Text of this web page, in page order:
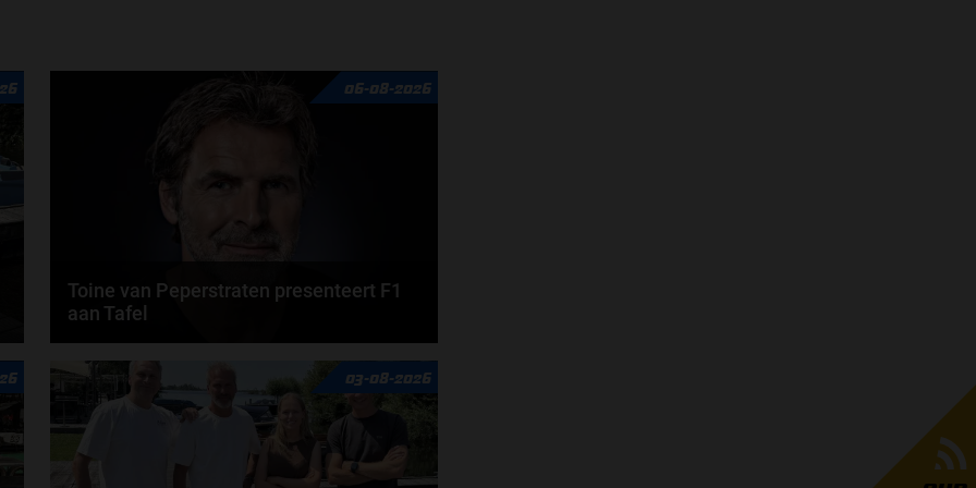
06-08-2026
Toine van Peperstraten presenteert F1
aan Tafel
Rob van Someren, Beitske Visser en Frans
Verschuur schuiven aan in de nieuwe F1 aan Tafel.
Iedere...
door
03-08-2026